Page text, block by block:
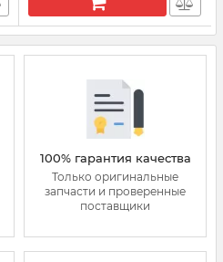
100% гарантия качества
Только оригинальные
запчасти и проверенные
поставщики